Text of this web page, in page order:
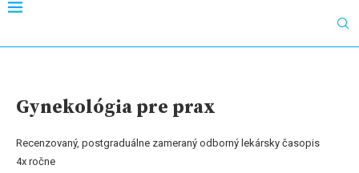
Gynekológia pre prax
Recenzovaný, postgraduálne zameraný odborný lekársky časopis
4x ročne